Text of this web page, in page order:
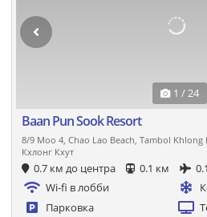
1 / 24
Baan Pun Sook Resort
8/9 Moo 4, Chao Lao Beach, Tambol Khlong
Кхлонг Кхут
0.7 км до центра 0.1 км
Wi-fi в лобби
Парковка